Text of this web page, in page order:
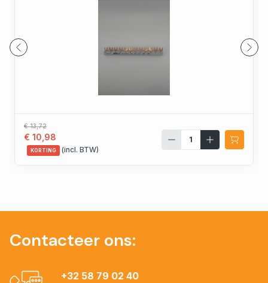
€ 13,72
€ 10,98
KORTING (incl. BTW)
Contacteer ons:
+32 58 79 02 40